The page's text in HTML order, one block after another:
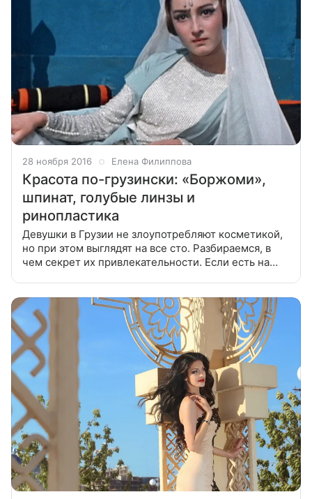
28 ноября 2016 Елена Филиппова
Красота по-грузински: «Боржоми»,
шпинат, голубые линзы и
ринопластика
Девушки в Грузии не злоупотребляют косметикой,
но при этом выглядят на все сто. Разбираемся, в
чем секрет их привлекательности. Если есть на